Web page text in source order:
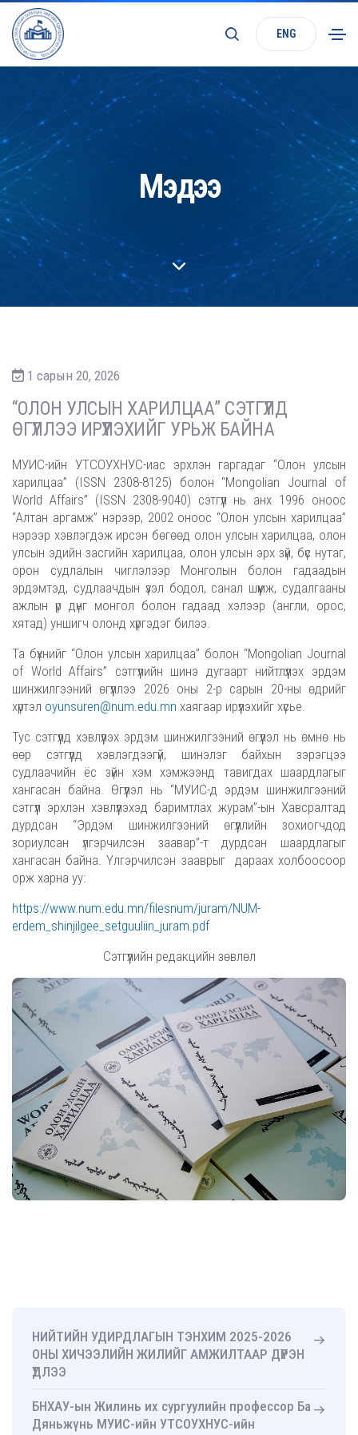
ENG
Мэдээ
НИЙТИЙН УДИРДЛАГЫН ТЭНХИМ 2025-2026
ОНЫ ХИЧЭЭЛИЙН ЖИЛИЙГ АМЖИЛТААР ДҮҮРЭН
ҮДЛЭЭ
БНХАУ-ын Жилинь их сургуулийн профессор Ба
Дяньжүнь МУИС-ийн УТСОУХНУС-ийн
1 сарын 20, 2026
“ОЛОН УЛСЫН ХАРИЛЦАА” СЭТГҮҮЛД
ӨГҮҮЛЛЭЭ ИРҮҮЛЭХИЙГ УРЬЖ БАЙНА
МУИС-ийн УТСОУХНУС-иас эрхлэн гаргадаг “Олон улсын
харилцаа” (ISSN 2308-8125) болон “Mongolian Journal of
World Affairs” (ISSN 2308-9040) сэтгүүл нь анх 1996 оноос
“Алтан аргамж” нэрээр, 2002 оноос “Олон улсын харилцаа”
нэрээр хэвлэгдэж ирсэн бөгөөд олон улсын харилцаа, олон
улсын эдийн засгийн харилцаа, олон улсын эрх зүй, бүс нутаг,
орон судлалын чиглэлээр Монголын болон гадаадын
эрдэмтэд, судлаачдын үзэл бодол, санал шүүмж, судалгааны
ажлын үр дүнг монгол болон гадаад хэлээр (англи, орос,
хятад) уншигч олонд хүргэдэг билээ.
Та бүхнийг “Олон улсын харилцаа” болон “Mongolian Journal
of World Affairs” сэтгүүлийн шинэ дугаарт нийтлүүлэх эрдэм
шинжилгээний өгүүллээ 2026 оны 2-р сарын 20-ны өдрийг
хүртэл oyunsuren@num.edu.mn хаягаар ирүүлэхийг хүсье.
Тус сэтгүүлд хэвлүүлэх эрдэм шинжилгээний өгүүлэл нь өмнө нь
өөр сэтгүүлд хэвлэгдээгүй, шинэлэг байхын зэрэгцээ
судлаачийн ёс зүйн хэм хэмжээнд тавигдах шаардлагыг
хангасан байна. Өгүүлэл нь “МУИС-д эрдэм шинжилгээний
сэтгүүл эрхлэн хэвлүүлэхэд баримтлах журам”-ын Хавсралтад
дурдсан “Эрдэм шинжилгээний өгүүллийн зохиогчдод
зориулсан үлгэрчилсэн заавар”-т дурдсан шаардлагыг
хангасан байна. Үлгэрчилсэн зааврыг дараах холбоосоор
орж харна уу:
https://www.num.edu.mn/filesnum/juram/NUM-
erdem_shinjilgee_setguuliin_juram.pdf
Сэтгүүлийн редакцийн зөвлөл